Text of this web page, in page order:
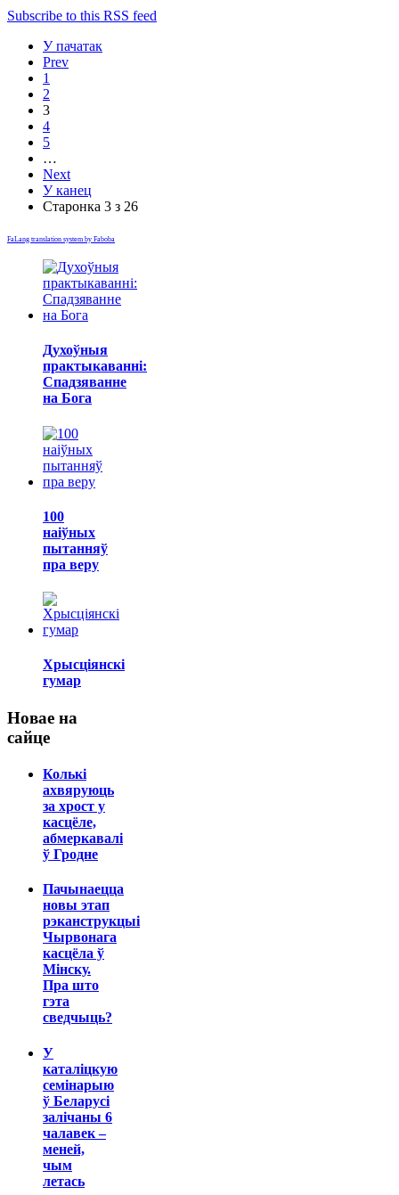
Subscribe to this RSS feed
У пачатак
Prev
1
2
3
4
5
…
Next
У канец
Старонка 3 з 26
FaLang translation system by Faboba
Духоўныя
практыкаванні:
Спадзяванне
на Бога
100
наіўных
пытанняў
пра веру
Хрысціянскі
гумар
Новае на
сайце
Колькі
ахвяруюць
за хрост у
касцёле,
абмеркавалі
ў Гродне
Пачынаецца
новы этап
рэканструкцыі
Чырвонага
касцёла ў
Мінску.
Пра што
гэта
сведчыць?
У
каталіцкую
семінарыю
ў Беларусі
залічаны 6
чалавек –
меней,
чым
летась